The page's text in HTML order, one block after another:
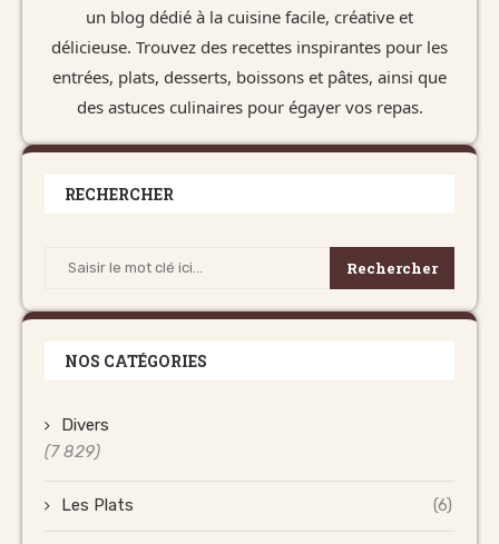
un blog dédié à la cuisine facile, créative et
délicieuse. Trouvez des recettes inspirantes pour les
entrées, plats, desserts, boissons et pâtes, ainsi que
des astuces culinaires pour égayer vos repas.
RECHERCHER
Rechercher
NOS CATÉGORIES
Divers
(7 829)
Les Plats (6)